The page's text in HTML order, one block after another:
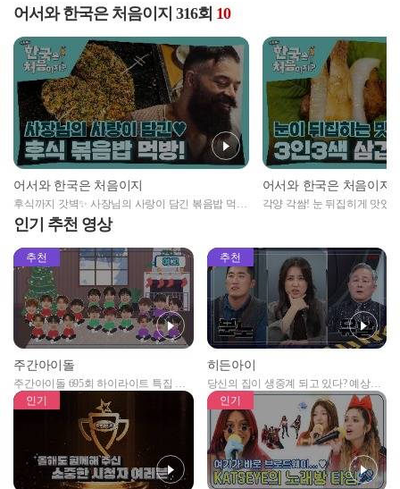
어서와 한국은 처음이지 316회 10
어서와 한국은 처음이지
후식까지 갓벽✨ 사장님의 사랑이 담긴 볶음밥 먹방
💘
어서와 한국은 처음이지
각양 각쌈! 눈 뒤집히게 맛있
인기 추천 영상
추천
주간아이돌
주간아이돌 695회 하이라이트 특집 남
자아이돌편 예고
추천
히든아이
당신의 집이 생중계 되고 있다? 예상치
못한 곳에서 일어나는 불법촬영 범죄!
인기 인기